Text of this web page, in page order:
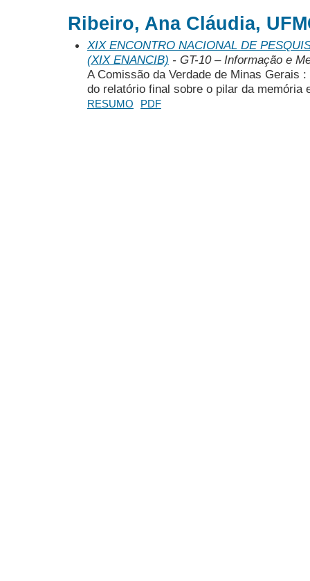
Ribeiro, Ana Cláudia,
XIX ENCONTRO NACIONAL DE
(XIX ENANCIB) - GT-10 – Informação e
A Comissão da Verdade de Minas Gerais
do relatório final sobre o pilar da memória
RESUMO PDF